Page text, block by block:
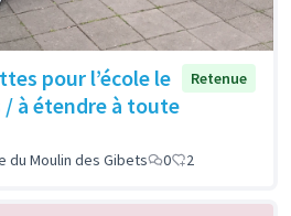
pour l’école le
/ à étendre à toute
Retenue
du Moulin des Gibets 0 2